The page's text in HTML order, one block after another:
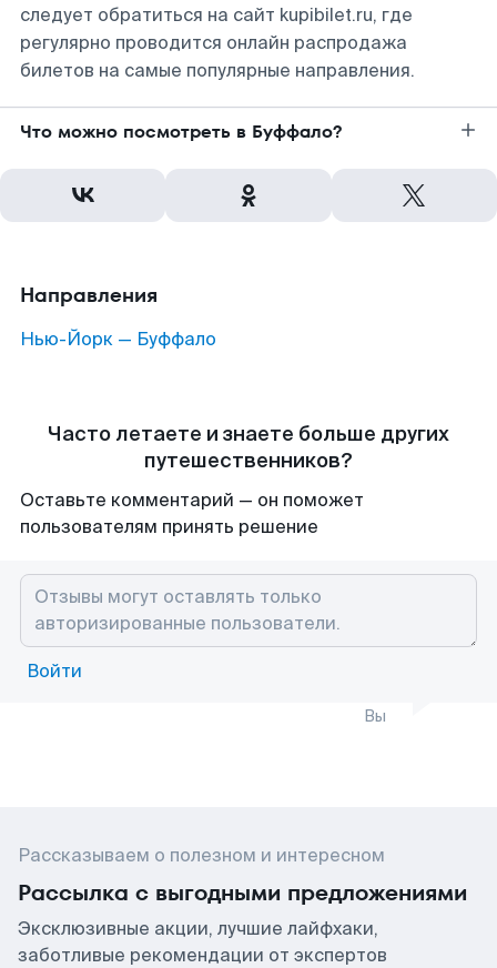
следует обратиться на сайт kupibilet.ru, где
регулярно проводится онлайн распродажа
билетов на самые популярные направления.
Что можно посмотреть в Буффало?
Направления
Нью-Йорк — Буффало
Часто летаете и знаете больше других
путешественников?
Оставьте комментарий — он поможет
пользователям принять решение
Войти
Вы
Рассказываем о полезном и интересном
Рассылка с выгодными предложениями
Эксклюзивные акции, лучшие лайфхаки,
заботливые рекомендации от экспертов